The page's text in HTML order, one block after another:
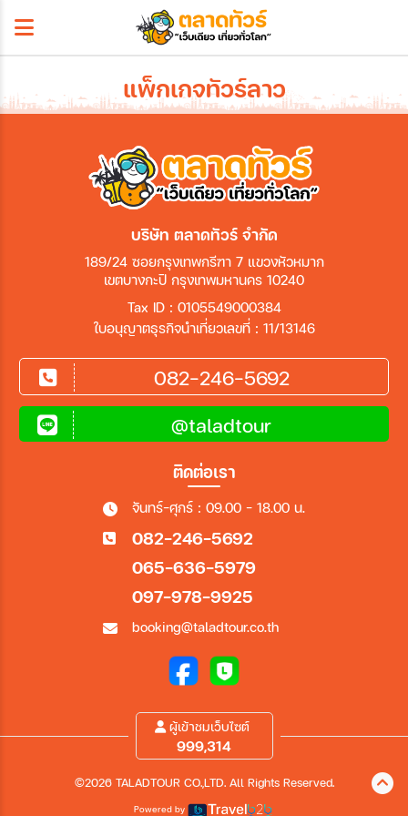
แพ็กเกจทัวร์ลาว
บริษัท ตลาดทัวร์ จำกัด
189/24 ซอยกรุงเทพกรีฑา 7 แขวงหัวหมาก
เขตบางกะปิ กรุงเทพมหานคร 10240
Tax ID : 0105549000384
ใบอนุญาตธุรกิจนำเที่ยวเลขที่ : 11/13146
082-246-5692
@taladtour
ติดต่อเรา
จันทร์-ศุกร์ : 09.00 - 18.00 น.
082-246-5692
065-636-5979
097-978-9925
booking@taladtour.co.th
ผู้เข้าชมเว็บไซต์
999,314
©2026 TALADTOUR CO.,LTD. All Rights Reserved.
Powered by